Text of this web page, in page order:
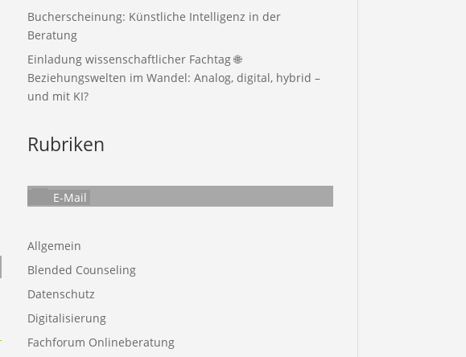
Bucherscheinung: Künstliche Intelligenz in der
Beratung
Einladung wissenschaftlicher Fachtag 🌐
Beziehungswelten im Wandel: Analog, digital, hybrid –
und mit KI?
Rubriken
E-Mail
Allgemein
Blended Counseling
Datenschutz
Digitalisierung
Fachforum Onlineberatung